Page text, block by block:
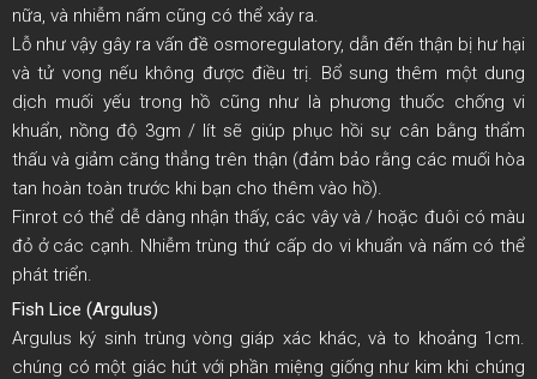
nữa, và nhiễm nấm cũng có thể xảy ra.
Lỗ như vậy gây ra vấn đề osmoregulatory, dẫn đến thận bị hư hại
và tử vong nếu không được điều trị. Bổ sung thêm một dung
dịch muối yếu trong hồ cũng như là phương thuốc chống vi
khuẩn, nồng độ 3gm / lít sẽ giúp phục hồi sự cân bằng thẩm
thấu và giảm căng thẳng trên thận (đảm bảo rằng các muối hòa
tan hoàn toàn trước khi bạn cho thêm vào hồ).
Finrot có thể dễ dàng nhận thấy, các vây và / hoặc đuôi có màu
đỏ ở các cạnh. Nhiễm trùng thứ cấp do vi khuẩn và nấm có thể
phát triển.
Fish Lice (Argulus)
Argulus ký sinh trùng vòng giáp xác khác, và to khoảng 1cm.
chúng có một giác hút với phần miệng giống như kim khi chúng